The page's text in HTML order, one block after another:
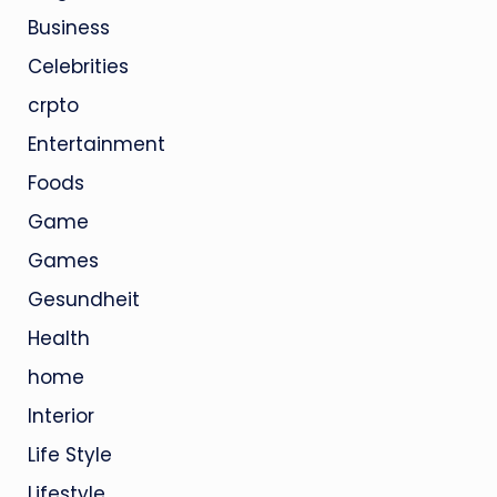
Business
Celebrities
crpto
Entertainment
Foods
Game
Games
Gesundheit
Health
home
Interior
Life Style